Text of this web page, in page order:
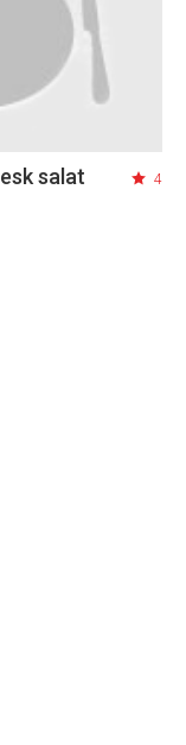
salat 4